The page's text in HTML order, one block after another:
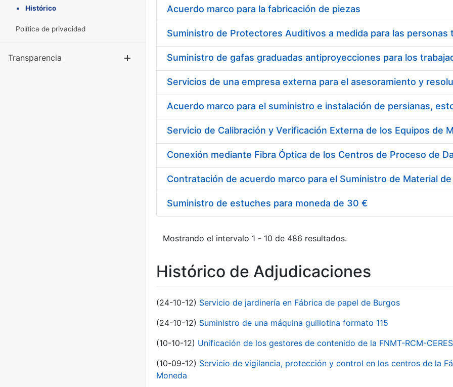
Histórico
Política de privacidad
Transparencia Mostrar/Ocultar
Acuerdo marco para la fabricación de piezas
Acuerdo marco para el suministro e instalación de persianas,
Suministro de estuches para moneda de 30 €
Mostrando el intervalo 1 - 10 de 486 resultados.
Histórico de Adjudicaciones
(24-10-12) Servicio de jardinería en Fábrica de papel de Burgos
(24-10-12) Suministro de una máquina guillotina formato 115
(10-10-12) Unificación de los gestores de contenido de la FNMT-RCM-CERES
(10-09-12) Servicio de vigilancia, protección y control en los centros de la
Moneda